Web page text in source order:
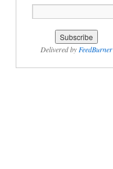
Delivered by FeedBurner